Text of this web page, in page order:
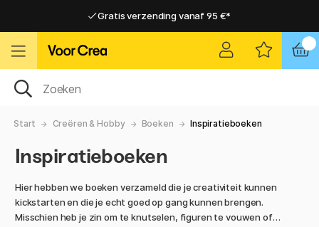
Gratis verzending vanaf 95 €*
Gratis verzending vanaf 95 €*
Start Creëren & Hobby Boeken Inspiratieboeken
Inspiratieboeken
Hier hebben we boeken verzameld die je creativiteit kunnen
kickstarten en die je echt goed op gang kunnen brengen.
Misschien heb je zin om te knutselen, figuren te vouwen of